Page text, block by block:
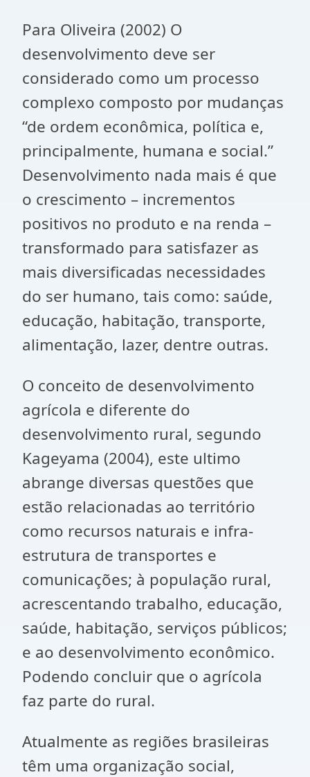
Para Oliveira (2002) O
desenvolvimento deve ser
considerado como um processo
complexo composto por mudanças
“de ordem econômica, política e,
principalmente, humana e social.”
Desenvolvimento nada mais é que
o crescimento – incrementos
positivos no produto e na renda –
transformado para satisfazer as
mais diversificadas necessidades
do ser humano, tais como: saúde,
educação, habitação, transporte,
alimentação, lazer, dentre outras.
O conceito de desenvolvimento
agrícola e diferente do
desenvolvimento rural, segundo
Kageyama (2004), este ultimo
abrange diversas questões que
estão relacionadas ao território
como recursos naturais e infra-
estrutura de transportes e
comunicações; à população rural,
acrescentando trabalho, educação,
saúde, habitação, serviços públicos;
e ao desenvolvimento econômico.
Podendo concluir que o agrícola
faz parte do rural.
Atualmente as regiões brasileiras
têm uma organização social,